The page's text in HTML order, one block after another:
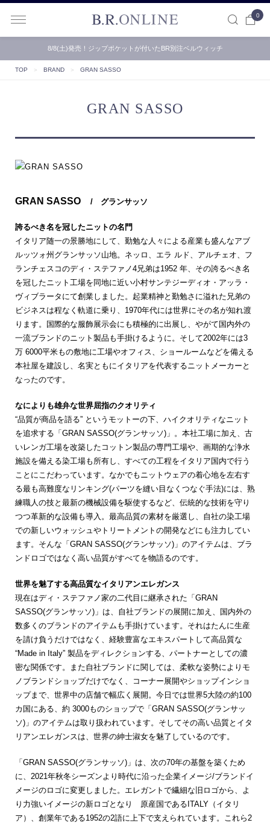
0
【B.R.ONLINE】一部店舗の夏期休業期間とお盆期間による配…
TOP ＞ BRAND ＞ GRAN SASSO
GRAN SASSO
GRAN SASSO / グランサッソ
誇るべき名を冠したニットの名門
イタリア随一の景勝地にして、勤勉な人々による産業も盛んなアブ
ルッツォ州グランサッソ山地。ネッロ、エラ ルド、アルチェオ、フ
ランチェスコのディ・ステファノ4兄弟は1952 年、その誇るべき名
を冠したニット工場を同地に近い小村サンテジーディオ・アッラ・
ヴィブラータにて創業しました。起業精神と勤勉さに溢れた兄弟の
ビジネスは程なく軌道に乗り、1970年代には世界にその名が知れ渡
ります。国際的な服飾展示会にも積極的に出展し、やがて国内外の
一流ブランドのニット製品も手掛けるように。そして2002年には3
万 6000平米もの敷地に工場やオフィス、ショールームなどを備える
本社屋を建設し、名実ともにイタリアを代表するニットメーカーと
なったのです。
なによりも雄弁な世界屈指のクオリティ
“品質が商品を語る” というモットーの下、ハイクオリティなニット
を追求する「GRAN SASSO(グランサッソ)」。本社工場に加え、古
いレンガ工場を改築したコットン製品の専門工場や、画期的な浄水
施設を備える染工場も所有し、すべての工程をイタリア国内で行う
ことにこだわっています。なかでもニットウェアの着心地を左右す
る最も高難度なリンキング(パーツを縫い目なくつなぐ手法)には、熟
練職人の技と最新の機械設備を駆使するなど、伝統的な技術を守り
つつ革新的な設備も導入。最高品質の素材を厳選し、自社の染工場
での新しいウォッシュやトリートメントの開発などにも注力してい
ます。そんな「GRAN SASSO(グランサッソ)」のアイテムは、ブラ
ンドロゴではなく高い品質がすべてを物語るのです。
世界を魅了する高品質なイタリアンエレガンス
現在はディ・ステファノ家の二代目に継承された「GRAN
SASSO(グランサッソ)」は、自社ブランドの展開に加え、国内外の
数多くのブランドのアイテムも手掛けています。それはたんに生産
を請け負うだけではなく、経験豊富なエキスパートして高品質な
“Made in Italy” 製品をディレクションする、パートナーとしての濃
密な関係です。また自社ブランドに関しては、柔軟な姿勢によりモ
ノブランドショップだけでなく、コーナー展開やショップインショ
ップまで、世界中の店舗で幅広く展開。今日では世界5大陸の約100
カ国にある、約 3000ものショップで「GRAN SASSO(グランサッ
ソ)」のアイテムは取り扱われています。そしてその高い品質とイタ
リアンエレガンスは、世界の紳士淑女を魅了しているのです。
「GRAN SASSO(グランサッソ)」は、次の70年の基盤を築くため
に、2021年秋冬シーズンより時代に沿った企業イメージ/ブランドイ
メージのロゴに変更しました。エレガントで繊細な旧ロゴから、よ
り力強いイメージの新ロゴとなり 原産国であるITALY（イタリ
ア）、創業年である1952の2語に上下で支えられています。これら2